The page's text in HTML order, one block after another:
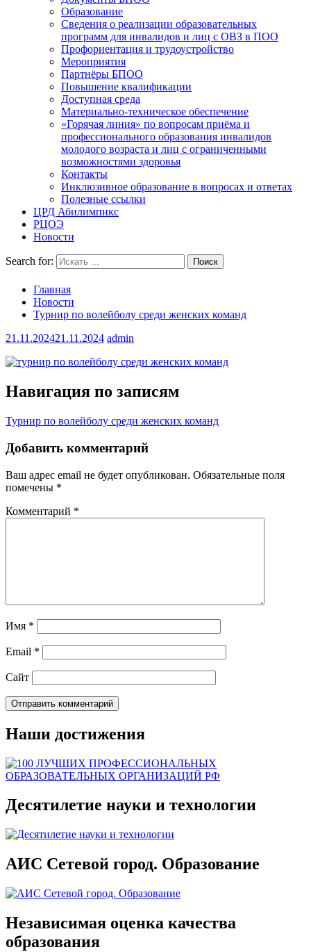
Образование
Сведения о реализации образовательных
программ для инвалидов и лиц с ОВЗ в ПОО
Профориентация и трудоустройство
Мероприятия
Партнёры БПОО
Повышение квалификации
Доступная среда
Материально-техническое обеспечение
«Горячая линия» по вопросам приёма и
профессионального образования инвалидов
молодого возраста и лиц с ограниченными
возможностями здоровья
Контакты
Инклюзивное образование в вопросах и ответах
Полезные ссылки
ЦРД Абилимпикс
РЦОЭ
Новости
Search for:
Главная
Новости
Турнир по волейболу среди женских команд
21.11.202421.11.2024 admin
Навигация по записям
Турнир по волейболу среди женских команд
Добавить комментарий
Ваш адрес email не будет опубликован. Обязательные поля
помечены *
Комментарий *
Имя *
Email *
Сайт
Наши достижения
Десятилетие науки и технологии
АИС Сетевой город. Образование
Независимая оценка качества
образования